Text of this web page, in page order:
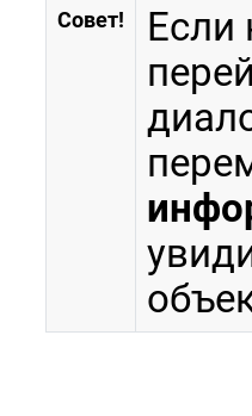
Совет!
Если